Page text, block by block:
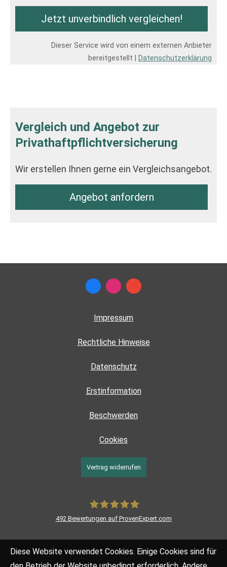
Jetzt unverbindlich ver­gleichen!
Dieser Service wird von einem externen Anbieter
bereitgestellt |
Datenschutzerklärung
Vergleich und Angebot zur
Privathaftpflichtversicherung
Wir erstellen Ihnen gerne ein Vergleichsangebot.
An­ge­bot an­for­dern
Impressum
Rechtliche Hinweise
Datenschutz
Erstinformation
Beschwerden
Cookies
Vertrag widerrufen
492Bewertungen auf ProvenExpert.com
Diese Website verwendet Cookies. Einige Cookies sind für